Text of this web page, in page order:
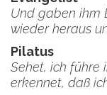
Und gaben ihm
wieder heraus
Pilatus
Sehet, ich führe
erkennet, daß